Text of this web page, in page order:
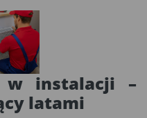
w instalacji –
latami